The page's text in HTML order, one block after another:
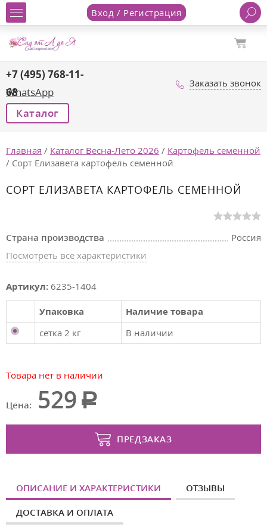
Вход / Регистрация
+7 (495) 768-11-
68
WhatsApp
Заказать звонок
Каталог
Главная / Каталог Весна-Лето 2026 / Картофель семенной
/ Сорт Елизавета картофель семенной
СОРТ ЕЛИЗАВЕТА КАРТОФЕЛЬ СЕМЕННОЙ
Страна производства
Россия
Посмотреть все характеристики
Артикул: 6235-1404
Упаковка
Наличие товара
сетка 2 кг
В наличии
Товара нет в наличии
Цена: 529
ПРЕДЗАКАЗ
ОПИСАНИЕ И ХАРАКТЕРИСТИКИ ОТЗЫВЫ
ДОСТАВКА И ОПЛАТА